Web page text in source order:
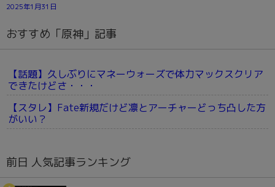
2025年1月31日
おすすめ「原神」記事
【話題】久しぶりにマネーウォーズで体力マックスクリア
できたけどさ・・・
【スタレ】Fate新規だけど凛とアーチャーどっち凸した方
がいい？
前日 人気記事ランキング